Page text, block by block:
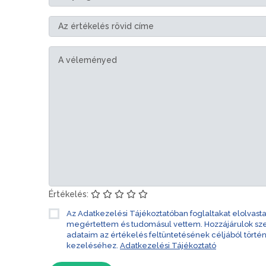
Értékelés:
Az Adatkezelési Tájékoztatóban foglaltakat
megértettem és tudomásul vettem. Hozzájárulok
adataim az értékelés feltüntetésének céljából
kezeléséhez. Adatkezelési Tájékoztató